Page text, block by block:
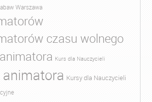
Warszawa
czasu wolnego
Kurs dla Nauczycieli
Kursy dla Nauczycieli